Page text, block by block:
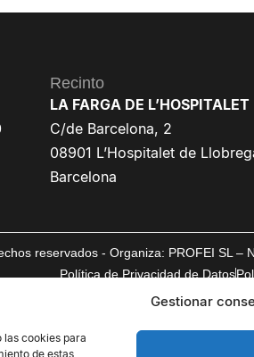
Gestionar
cookies para
de estas
Recinto
LA FARGA DE L’HOSPITALET
C/de Barcelona, 2
08901 L’Hospitalet de
Barcelona
reservados - Organiza: PROFEI SL
Política de Privacidad de Datos